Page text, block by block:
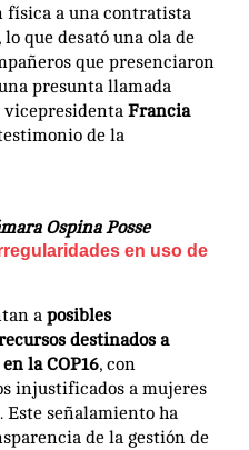
física a una contratista
que desató una ola de
que presenciaron
presunta llamada
Francia
de la
Ospina Posse
en uso de
a posibles
destinados a
la COP16, con
injustificados a mujeres
señalamiento ha
de la gestión de